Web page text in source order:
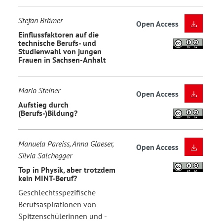
Stefan Brämer
Einflussfaktoren auf die
technische Berufs- und
Studienwahl von jungen
Frauen in Sachsen-Anhalt
Open Access
Mario Steiner
Aufstieg durch
(Berufs-)Bildung?
Open Access
Manuela Pareiss, Anna Glaeser,
Silvia Salchegger
Top in Physik, aber trotzdem
kein MINT-Beruf?
Geschlechtsspezifische
Berufsaspirationen von
Spitzenschülerinnen und -
Open Access